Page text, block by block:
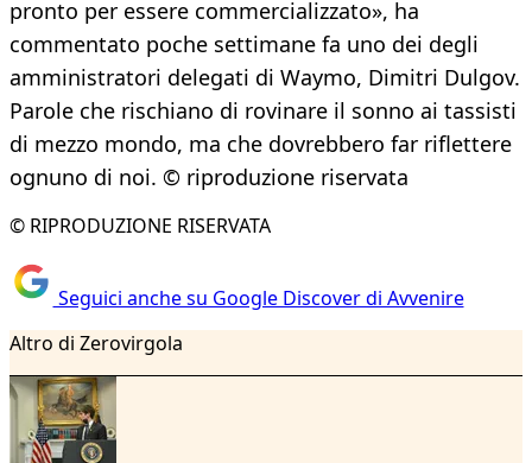
pronto per essere commercializzato», ha
commentato poche settimane fa uno dei degli
amministratori delegati di Waymo, Dimitri Dulgov.
Parole che rischiano di rovinare il sonno ai tassisti
di mezzo mondo, ma che dovrebbero far riflettere
ognuno di noi. © riproduzione riservata
© RIPRODUZIONE RISERVATA
Seguici anche su Google Discover di Avvenire
Altro di Zerovirgola